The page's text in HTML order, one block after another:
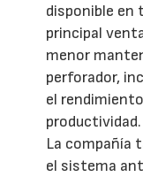
disponible en
principal
menor
perforador,
el
productividad.
La compañía
el sistema